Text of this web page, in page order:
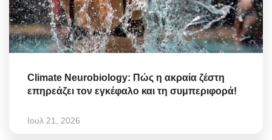
Climate Neurobiology: Πώς η ακραία ζέστη
επηρεάζει τον εγκέφαλο και τη συμπεριφορά!
Ιουλ 21, 2026